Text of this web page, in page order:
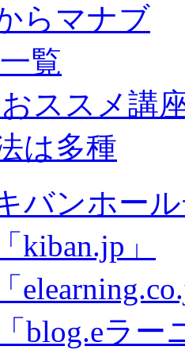
らマナブ
覧
ススメ講
は多種
バンホー
kiban.jp」
blog.eラー